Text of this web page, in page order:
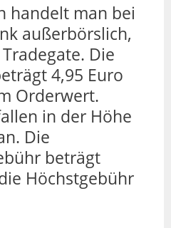
handelt man bei
außerbörslich,
Die
4,95 Euro
Orderwert.
in der Höhe
Die
beträgt
Höchstgebühr